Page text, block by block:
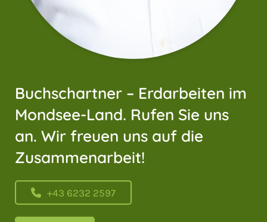
Buchschartner – Erdarbeiten im
Mondsee-Land. Rufen Sie uns
an. Wir freuen uns auf die
Zusammenarbeit!
+43 6232 2597